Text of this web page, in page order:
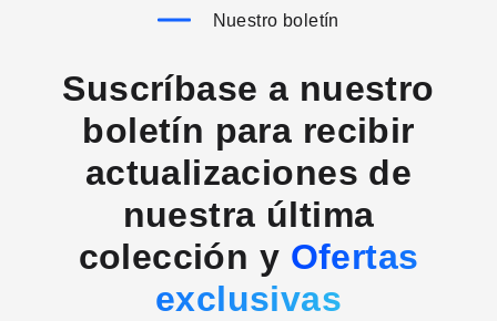
Nuestro boletín
Suscríbase a nuestro
boletín para recibir
actualizaciones de
nuestra última
colección y Ofertas
exclusivas